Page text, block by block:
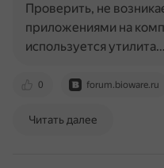
0 forum.bioware.ru
Проверить, не
приложениями на
используется утилита…
Читать далее